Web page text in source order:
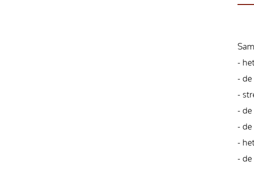
-
-
-
-
-
-
-